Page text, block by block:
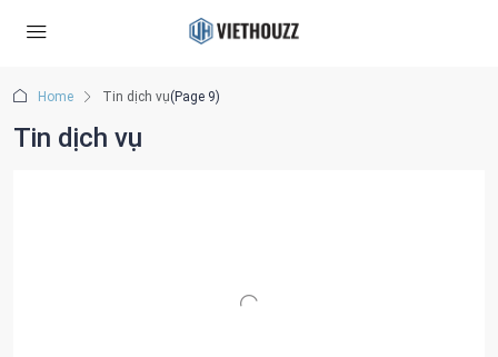
Home Tin dịch vụ(Page 9)
Tin dịch vụ